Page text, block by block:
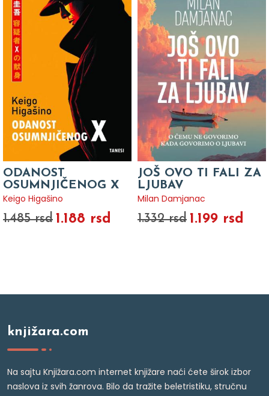
ODANOST
OSUMNJIČENOG X
Keigo Higašino
1.485 rsd 1.188 rsd
JOŠ OVO TI FALI ZA
LJUBAV
Milan Damjanac
1.332 rsd 1.199 rsd
knjižara.com
Na sajtu Knjižara.com internet knjižare naći ćete širok izbor
naslova iz svih žanrova. Bilo da tražite beletristiku, stručnu